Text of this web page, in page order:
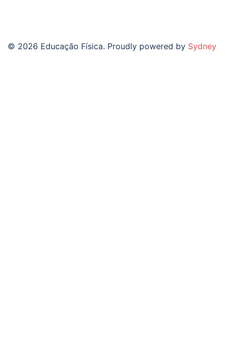
© 2026 Educação Física. Proudly powered by Sydney